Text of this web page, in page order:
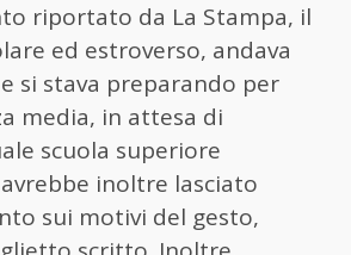
riportato da La Stampa, il
ed estroverso, andava
si stava preparando per
media, in attesa di
scuola superiore
inoltre lasciato
sui motivi del gesto,